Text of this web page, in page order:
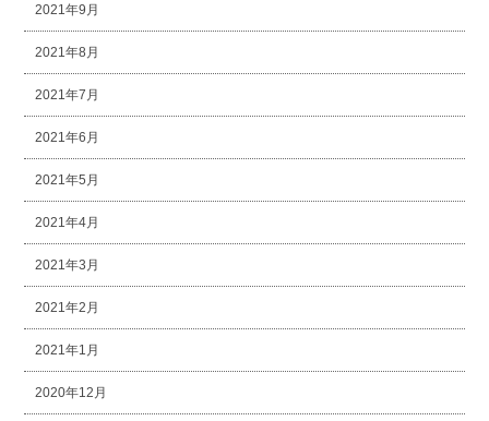
2021年9月
2021年8月
2021年7月
2021年6月
2021年5月
2021年4月
2021年3月
2021年2月
2021年1月
2020年12月